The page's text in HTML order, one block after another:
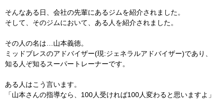
そんなある日、会社の先輩にあるジムを紹介されました。
そして、そのジムにおいて、ある人を紹介されました。
その人の名は…山本義徳。
ミッドブレスのアドバイザー(現:ジェネラルアドバイザー)であり、
知る人ぞ知るスーパートレーナーです。
ある人はこう言います。
「山本さんの指導なら、100人受ければ100人変わると思いますよ」